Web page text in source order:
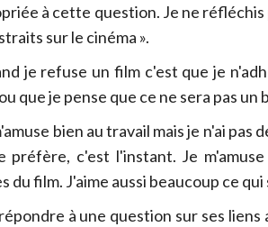
à cette question. Je ne
sur le cinéma ».
je refuse un film c'est que je
que je pense que ce ne sera pas un
bien au travail mais je n'ai
préfère, c'est l'instant. Je
du film. J'aime aussi beaucoup ce
à une question sur ses